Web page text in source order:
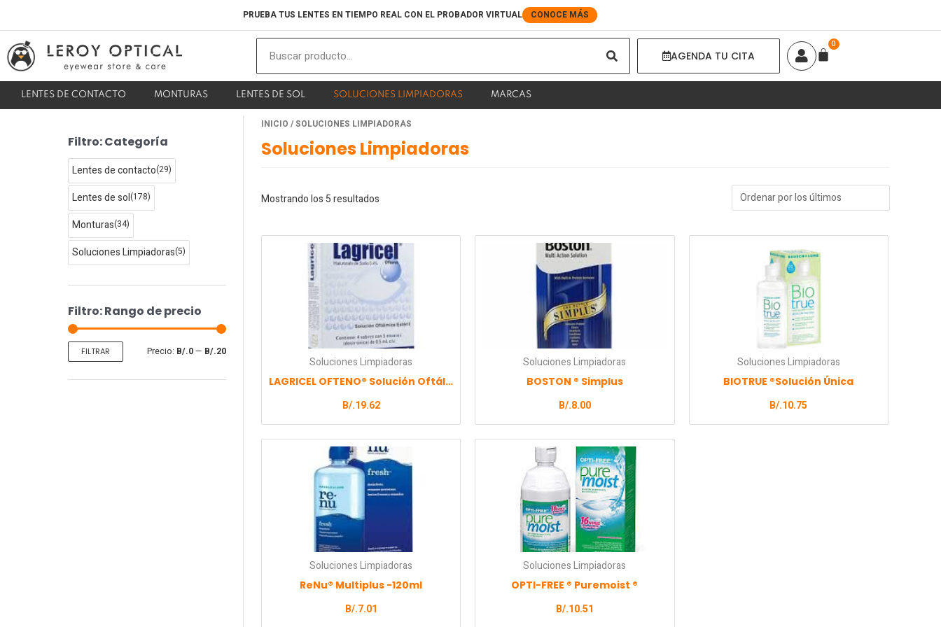
contenido
PRUEBA TUS LENTES EN TIEMPO REAL CON EL PROBADOR VIRTUAL CONOCE MÁS
SEARCH
AGENDA TU CITA
LENTES DE CONTACTO MONTURAS LENTES DE SOL SOLUCIONES LIMPIADORAS MARCAS
Filtro: Categoría
Lentes de contacto(29)
Lentes de sol(178)
Monturas(34)
Soluciones Limpiadoras(5)
Filtro: Rango de precio
n
m
o
x
m
o
FILTRAR Precio: B/.0— B/.20
INICIO / SOLUCIONES LIMPIADORAS
Soluciones Limpiadoras
Mostrando los 5 resultados
Ordenado
por
últimos
Soluciones Limpiadoras
LAGRICEL OFTENO® Solución Oftálmica al 0.4%
B/.19.62
Soluciones Limpiadoras
BOSTON ® Simplus
B/.8.00
Soluciones Limpiadoras
BIOTRUE ®Solución Única
B/.10.75
Soluciones Limpiadoras
ReNu® Multiplus -120ml
B/.7.01
Soluciones Limpiadoras
OPTI-FREE ® Puremoist ®
B/.10.51